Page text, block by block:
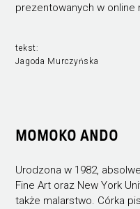
prezentowanych w online
tekst:
Jagoda Murczyńska
MOMOKO ANDO
Urodzona w 1982,
Fine Art oraz New York
także malarstwo. Córka